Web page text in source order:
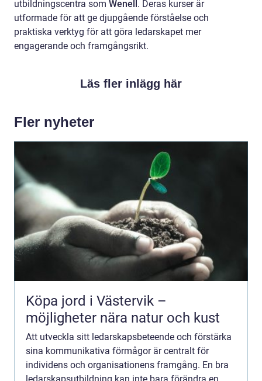
utbildningscentra som Wenell . Deras kurser är
utformade för att ge djupgående förståelse och
praktiska verktyg för att göra ledarskapet mer
engagerande och framgångsrikt.
Läs fler inlägg här
Fler nyheter
Köpa jord i Västervik –
möjligheter nära natur och kust
Att utveckla sitt ledarskapsbeteende och förstärka
sina kommunikativa förmågor är centralt för
individens och organisationens framgång. En bra